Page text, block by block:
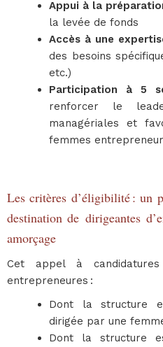
Appui à la
la levée de fonds
Accès à une
des besoins
etc.)
Participation à 5
renforcer le
managériales et
femmes
Les critères d’éligibilité : un
destination de dirigeantes
amorçage
Cet appel à
entrepreneures :
Dont la structure
dirigée par une
Dont la structure